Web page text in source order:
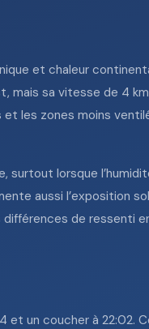
et chaleur
mais sa vitesse de 4
et les zones moins
surtout lorsque
aussi l’exposition
différences de ressenti
et un coucher à 22:02.